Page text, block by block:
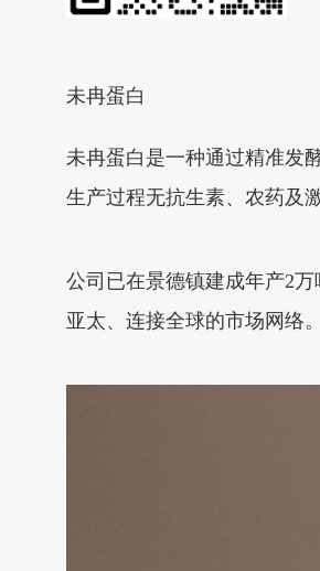
未冉蛋白
未冉蛋白是一种通过精准发
生产过程无抗生素、农药及
公司已在景德镇建成年产2
亚太、连接全球的市场网络。